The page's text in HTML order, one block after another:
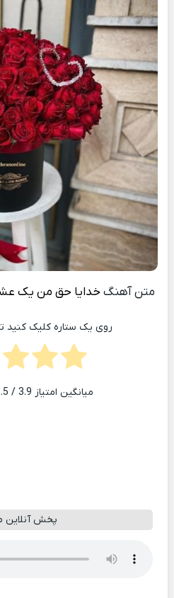
متن آهنگخدایا حق من یک
روی یک ستاره کلیک کنید
میانگین امتیاز 3.9 / 5. شمارش آرا:
پخش آنلاین